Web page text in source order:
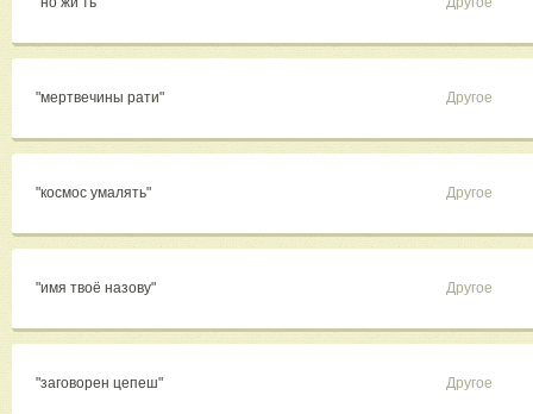
"мертвечины рати" Другое
"космос умалять" Другое
"имя твоё назову" Другое
"заговорен цепеш" Другое